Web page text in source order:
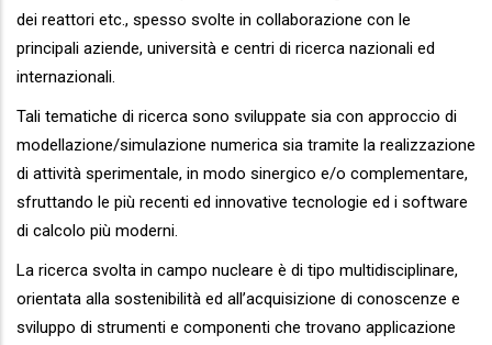
dei reattori etc., spesso svolte in collaborazione con le
principali aziende, università e centri di ricerca nazionali ed
internazionali.
Tali tematiche di ricerca sono sviluppate sia con approccio di
modellazione/simulazione numerica sia tramite la realizzazione
di attività sperimentale, in modo sinergico e/o complementare,
sfruttando le più recenti ed innovative tecnologie ed i software
di calcolo più moderni.
La ricerca svolta in campo nucleare è di tipo multidisciplinare,
orientata alla sostenibilità ed all’acquisizione di conoscenze e
sviluppo di strumenti e componenti che trovano applicazione